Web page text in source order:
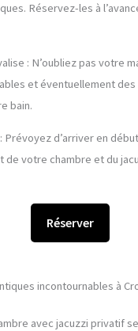
Réservez-les à
: N’oubliez pas votre
et éventuellement
bain.
Prévoyez d’arriver en
de votre chambre et du
Réserver
incontournables à
avec jacuzzi privatif